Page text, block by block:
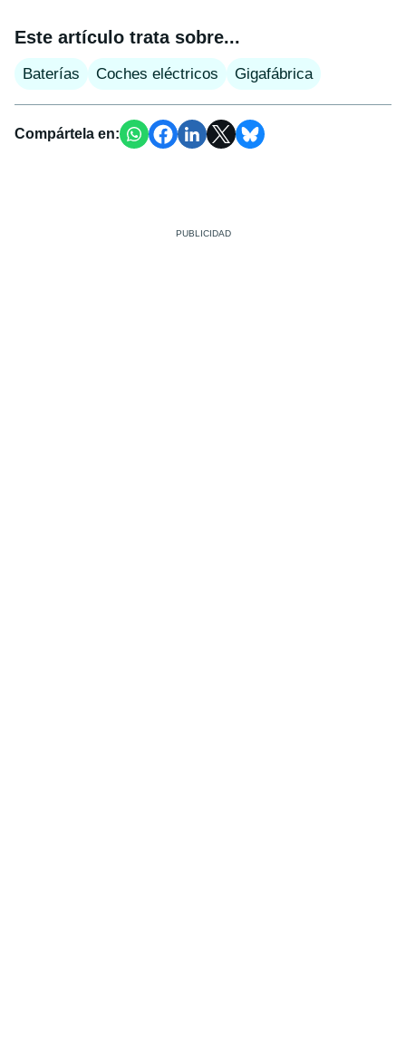
Este artículo trata sobre...
Baterías Coches eléctricos Gigafábrica
Compártela en: